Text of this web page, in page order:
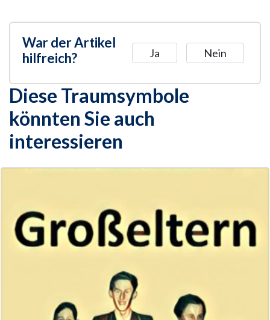
War der Artikel
hilfreich?
Ja Nein
Diese Traumsymbole
könnten Sie auch
interessieren